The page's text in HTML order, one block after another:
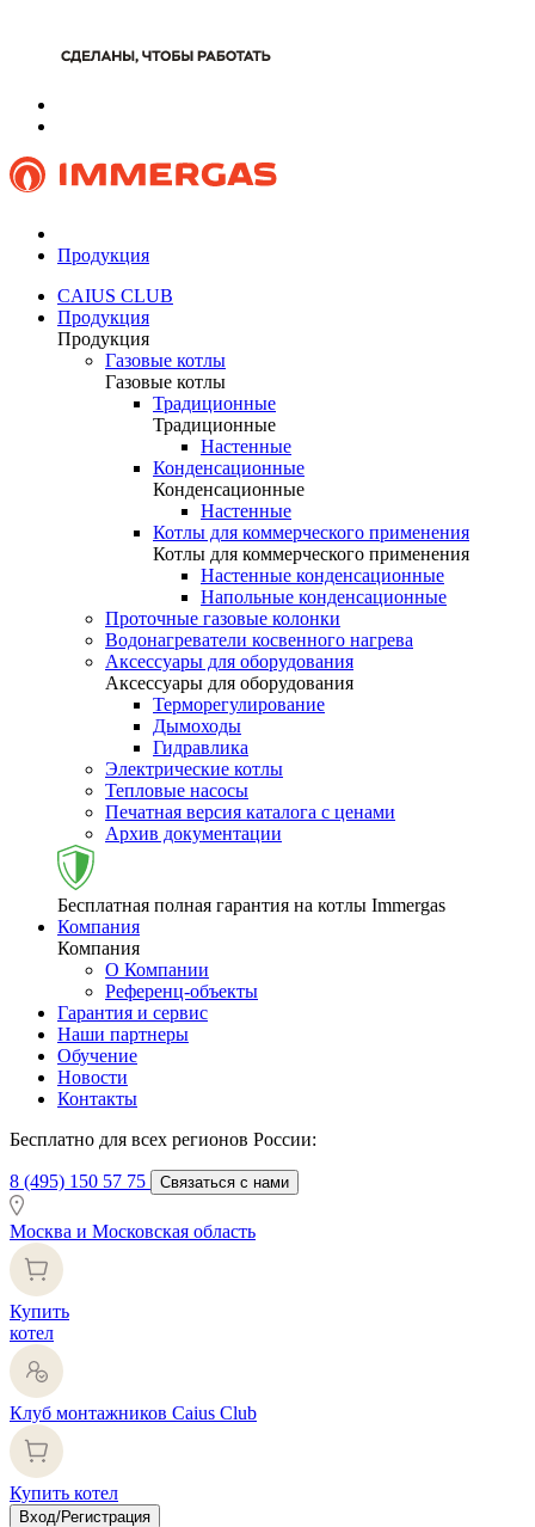
Продукция
CAIUS CLUB
Продукция
Продукция
Газовые котлы
Газовые котлы
Традиционные
Традиционные
Настенные
Конденсационные
Конденсационные
Настенные
Котлы для коммерческого применения
Котлы для коммерческого применения
Настенные конденсационные
Напольные конденсационные
Проточные газовые колонки
Водонагреватели косвенного нагрева
Аксессуары для оборудования
Аксессуары для оборудования
Терморегулирование
Дымоходы
Гидравлика
Электрические котлы
Тепловые насосы
Печатная версия каталога с ценами
Архив документации
Бесплатная полная гарантия на котлы Immergas
Компания
Компания
О Компании
Референц-объекты
Гарантия и сервис
Наши партнеры
Обучение
Новости
Контакты
Бесплатно для всех регионов России:
8 (495) 150 57 75 Связаться с нами
Москва и Московская область
Купить
котел
Клуб монтажников Caius Club
Купить котел
Вход/Регистрация